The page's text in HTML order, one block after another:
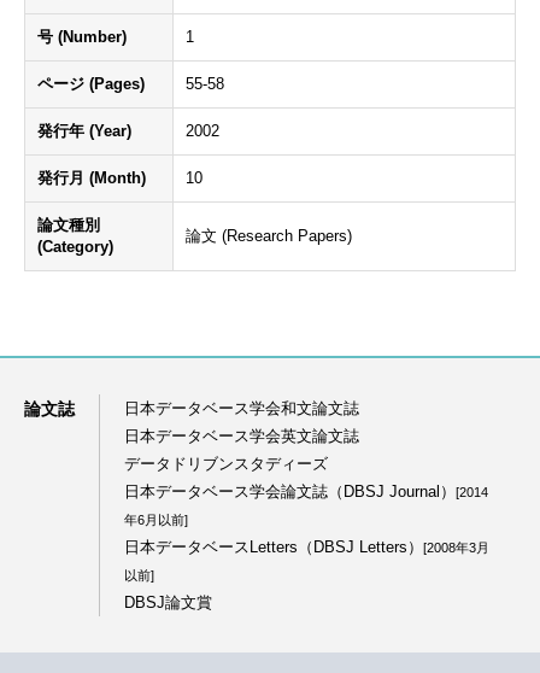
号 (Number) 1
ページ (Pages) 55-58
発行年 (Year) 2002
発行月 (Month) 10
論文種別
(Category)
論文 (Research Papers)
論文誌
日本データベース学会和文論文誌
日本データベース学会英文論文誌
データドリブンスタディーズ
日本データベース学会論文誌（DBSJ Journal）
[2014
年6月以前]
日本データベースLetters（DBSJ Letters）
[2008年3月
以前]
DBSJ論文賞